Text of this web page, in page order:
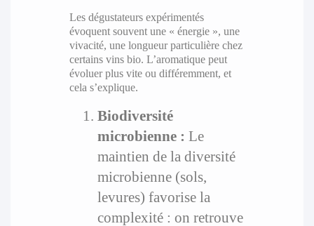
Les dégustateurs expérimentés
évoquent souvent une « énergie », une
vivacité, une longueur particulière chez
certains vins bio. L’aromatique peut
évoluer plus vite ou différemment, et
cela s’explique.
Biodiversité
microbienne : Le
maintien de la diversité
microbienne (sols,
levures) favorise la
complexité : on retrouve